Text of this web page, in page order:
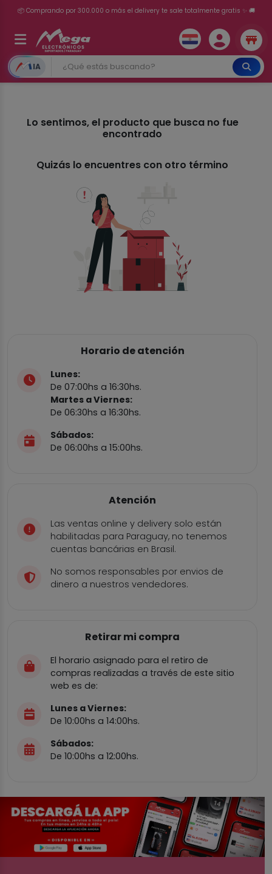
📦 Comprando por 300.000 o más el delivery te sale totalmente gratis ✨ 🚚
💳 ¡HASTA 24 CUOTAS SIN INTERÉS con tarjetas adheridas!
IA
Lo sentimos, el producto que busca no fue
encontrado
Quizás lo encuentres con otro término
Horario de atención
Lunes:
De 07:00hs a 16:30hs.
Martes a Viernes:
De 06:30hs a 16:30hs.
Sábados:
De 06:00hs a 15:00hs.
Atención
Las ventas online y delivery solo están
habilitadas para Paraguay, no tenemos
cuentas bancárias en Brasil.
No somos responsables por envios de
dinero a nuestros vendedores.
Retirar mi compra
El horario asignado para el retiro de
compras realizadas a través de este sitio
web es de:
Lunes a Viernes:
De 10:00hs a 14:00hs.
Sábados:
De 10:00hs a 12:00hs.